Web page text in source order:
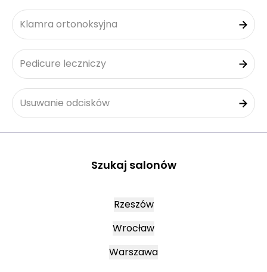
Klamra ortonoksyjna
Pedicure leczniczy
Usuwanie odcisków
Szukaj salonów
Rzeszów
Wrocław
Warszawa